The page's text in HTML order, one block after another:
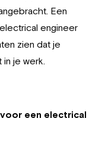
Een
engineer
zien dat je
je werk.
een electrical